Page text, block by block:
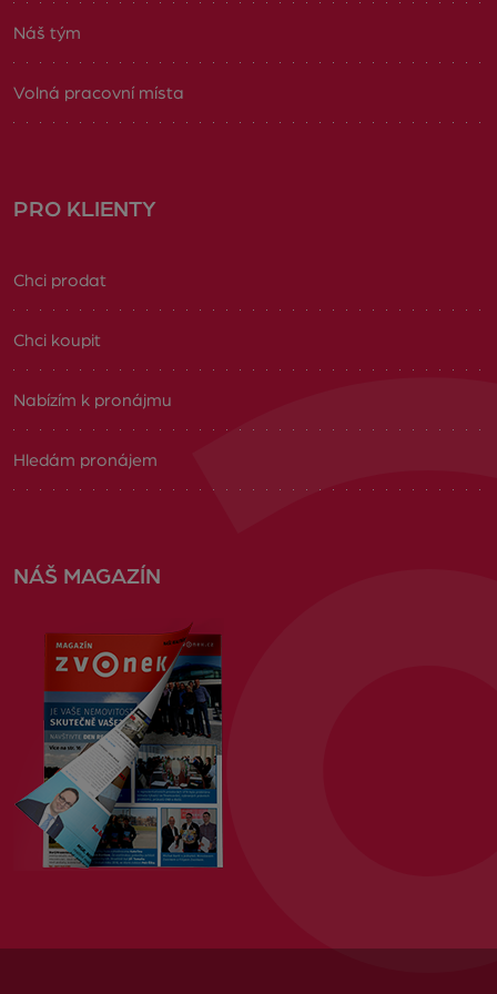
Náš tým
Volná pracovní místa
PRO KLIENTY
Chci prodat
Chci koupit
Nabízím k pronájmu
Hledám pronájem
NÁŠ MAGAZÍN